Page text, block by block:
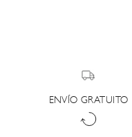
ENVÍO GRATUITO